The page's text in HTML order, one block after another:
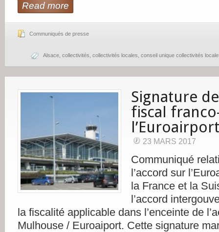
Read more
Communiqués de presse
Alsace collectivités collectivités locales conseil unique collectivités
Signature
fiscal
l’Euroairport
23 MARS 2017
Communiqué
l’accord sur
la France et la
l’accord
la fiscalité applicable dans l’enceinte de
Mulhouse / Euroaiport. Cette signature